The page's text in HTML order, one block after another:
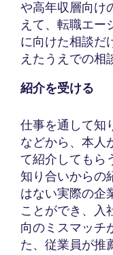
や高年収層向け
えて、転職エー
に向けた相談だ
えたうえでの相
紹介を受ける
仕事を通して知
などから、本人
て紹介してもら
知り合いからの
はない実際の企
ことができ、入
向のミスマッチ
た、従業員が推